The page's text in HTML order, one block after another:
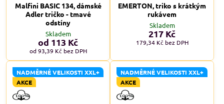
Malfini BASIC 134, dámské
Adler tričko - tmavé
odstíny
Skladem
od 113 Kč
od 93,39 Kč bez DPH
EMERTON, triko s krátkým
rukávem
Skladem
217 Kč
179,34 Kč bez DPH
NADMĚRNÉ VELIKOSTI XXL+
AKCE
NADMĚRNÉ VELIKOSTI XXL+
AKCE